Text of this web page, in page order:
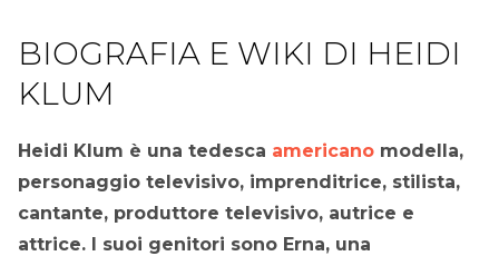
BIOGRAFIA E WIKI DI HEIDI
KLUM
Heidi Klum è una tedesca americano modella,
personaggio televisivo, imprenditrice, stilista,
cantante, produttore televisivo, autrice e
attrice. I suoi genitori sono Erna, una